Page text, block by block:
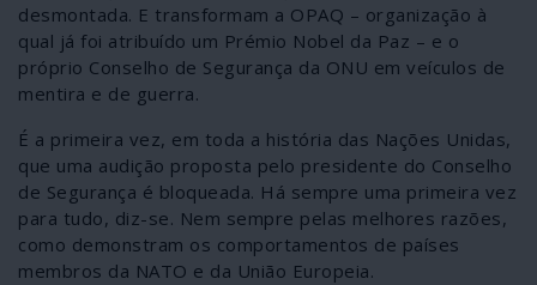
desmontada. E transformam a OPAQ – organização à
qual já foi atribuído um Prémio Nobel da Paz – e o
próprio Conselho de Segurança da ONU em veículos de
mentira e de guerra.
É a primeira vez, em toda a história das Nações Unidas,
que uma audição proposta pelo presidente do Conselho
de Segurança é bloqueada. Há sempre uma primeira vez
para tudo, diz-se. Nem sempre pelas melhores razões,
como demonstram os comportamentos de países
membros da NATO e da União Europeia.